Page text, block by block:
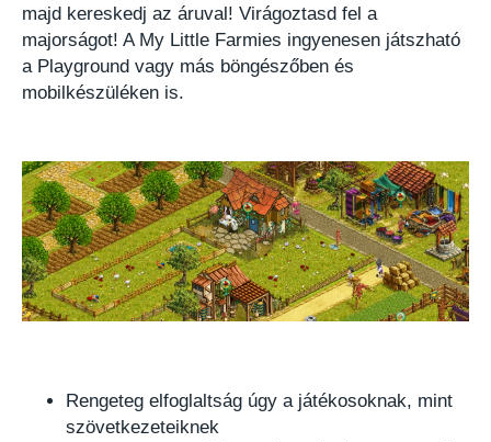
majd kereskedj az áruval! Virágoztasd fel a
majorságot! A My Little Farmies ingyenesen játszható
a Playground vagy más böngészőben és
mobilkészüléken is.
Rengeteg elfoglaltság úgy a játékosoknak, mint
szövetkezeteiknek